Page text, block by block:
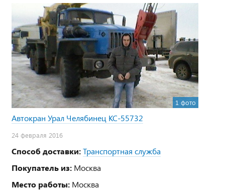
1 фото
Автокран Урал Челябинец КС-55732
24 февраля 2016
Способ доставки:Транспортная служба
Покупатель из: Москва
Место работы: Москва